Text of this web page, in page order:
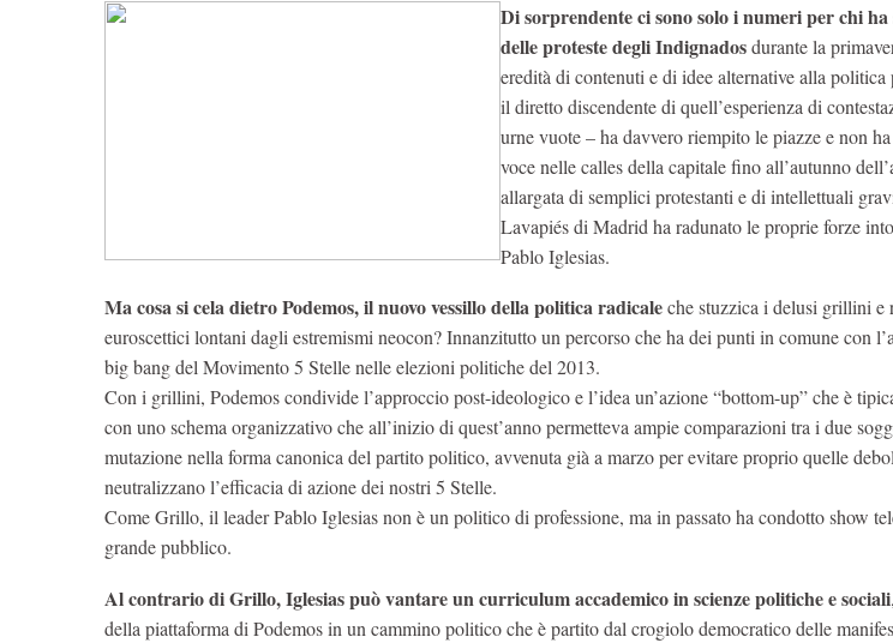
Di sorprendente ci sono solo i numeri per chi ha
delle proteste degli Indignadosdurante la
eredità di contenuti e di idee alternative alla politica
il diretto discendente di quell’esperienza di
urne vuote – ha davvero riempito le piazze e non
voce nelle calles della capitale fino all’autunno
allargata di semplici protestanti e di intellettuali
Lavapiés di Madrid ha radunato le proprie forze
Pablo Iglesias.
Ma cosa si cela dietro Podemos, il nuovo vessillo della politica radicaleche stuzzica i delusi grillini
euroscettici lontani dagli estremismi neocon? Innanzitutto un percorso che ha dei punti in comune con
big bang del Movimento 5 Stelle nelle elezioni politiche del 2013.
Con i grillini, Podemos condivide l’approccio post-ideologico e l’idea un’azione “bottom-up” che è
con uno schema organizzativo che all’inizio di quest’anno permetteva ampie comparazioni tra i due
mutazione nella forma canonica del partito politico, avvenuta già a marzo per evitare proprio quelle
neutralizzano l’efficacia di azione dei nostri 5 Stelle.
Come Grillo, il leader Pablo Iglesias non è un politico di professione, ma in passato ha condotto show
grande pubblico.
Al contrario di Grillo, Iglesias può vantare un curriculum accademico in scienze politiche e sociali
della piattaforma di Podemos in un cammino politico che è partito dal crogiolo democratico delle